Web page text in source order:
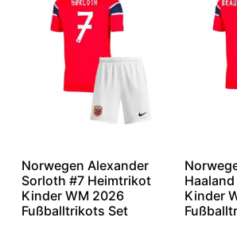
Norwegen Alexander
Sorloth #7 Heimtrikot
Kinder WM 2026
Fußballtrikots Set
Kinder